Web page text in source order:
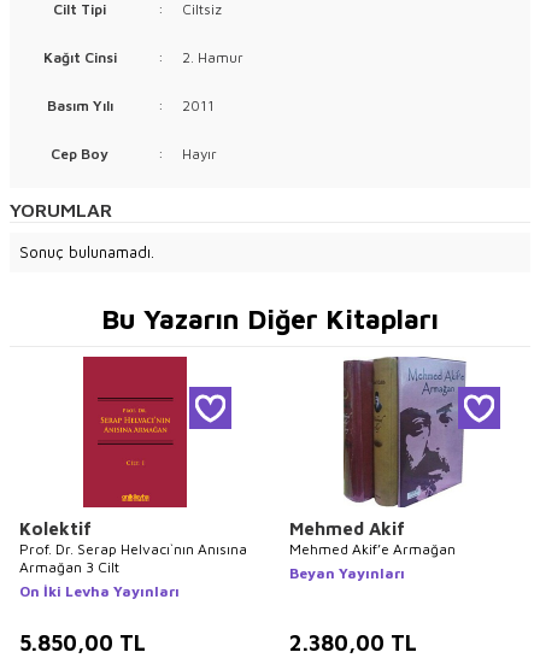
Cilt Tipi : Ciltsiz
Kağıt Cinsi : 2. Hamur
Basım Yılı : 2011
Cep Boy : Hayır
YORUMLAR
Sonuç bulunamadı.
Bu Yazarın Diğer Kitapları
Kolektif
Prof. Dr. Serap Helvacı`nın Anısına
Armağan 3 Cilt
On İki Levha Yayınları
5.850,00 TL
Mehmed Akif
Mehmed Akif’e Armağan
Beyan Yayınları
2.380,00 TL